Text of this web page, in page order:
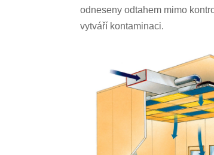
odneseny odtahem mimo
vytváří kontaminaci.